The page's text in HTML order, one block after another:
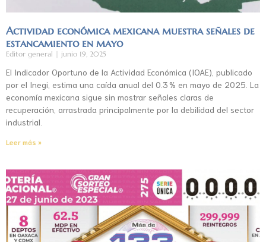
Actividad económica mexicana muestra señales de
estancamiento en mayo
Editor general junio 19, 2025
El Indicador Oportuno de la Actividad Económica (IOAE), publicado
por el Inegi, estima una caída anual del 0.3 % en mayo de 2025. La
economía mexicana sigue sin mostrar señales claras de
recuperación, arrastrada principalmente por la debilidad del sector
industrial.
Leer más »